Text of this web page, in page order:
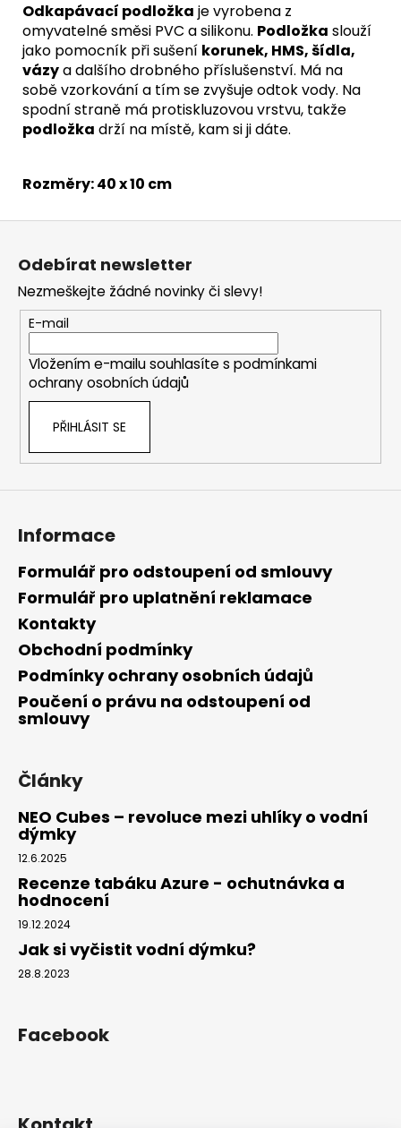
Odkapávací podložka je vyrobena z
omyvatelné směsi PVC a silikonu. Podložka slouží
jako pomocník při sušení korunek, HMS, šídla,
vázya dalšího drobného příslušenství. Má na
sobě vzorkování a tím se zvyšuje odtok vody. Na
spodní straně má protiskluzovou vrstvu, takže
podložka drží na místě, kam si ji dáte.
Rozměry: 40 x 10 cm
Odebírat newsletter
Nezmeškejte žádné novinky či slevy!
E-mail
Vložením e-mailu souhlasíte s podmínkami
ochrany osobních údajů
PŘIHLÁSIT SE
Informace
Formulář pro odstoupení od smlouvy
Formulář pro uplatnění reklamace
Kontakty
Obchodní podmínky
Podmínky ochrany osobních údajů
Poučení o právu na odstoupení od
smlouvy
Články
NEO Cubes – revoluce mezi uhlíky o vodní
dýmky
12.6.2025
Recenze tabáku Azure - ochutnávka a
hodnocení
19.12.2024
Jak si vyčistit vodní dýmku?
28.8.2023
Facebook